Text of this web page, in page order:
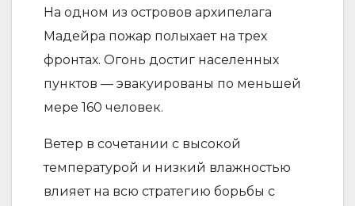
На одном из островов архипелага
Мадейра пожар полыхает на трех
фронтах. Огонь достиг населенных
пунктов — эвакуированы по меньшей
мере 160 человек.
Ветер в сочетании с высокой
температурой и низкий влажностью
влияет на всю стратегию борьбы с